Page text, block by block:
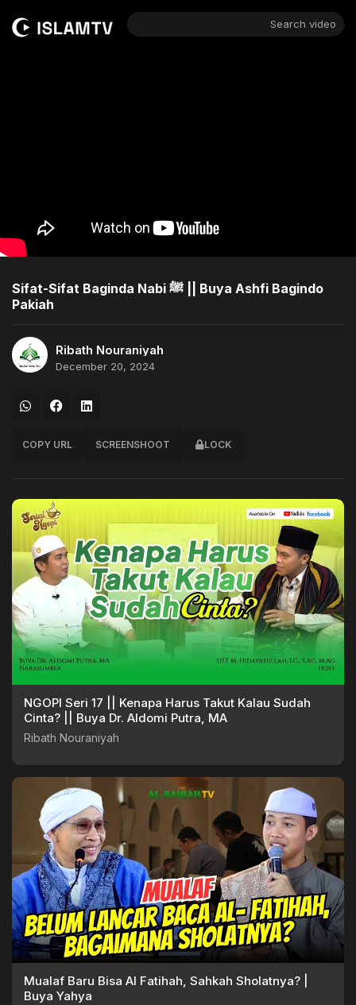
Search video
Sifat-Sifat Baginda Nabi ﷺ || Buya Ashfi Bagindo
Pakiah
Ribath Nouraniyah
December 20, 2024
COPY URL SCREENSHOOT LOCK
NGOPI Seri 17 || Kenapa Harus Takut Kalau Sudah
Cinta? || Buya Dr. Aldomi Putra, MA
Ribath Nouraniyah
Mualaf Baru Bisa Al Fatihah, Sahkah Sholatnya? |
Buya Yahya